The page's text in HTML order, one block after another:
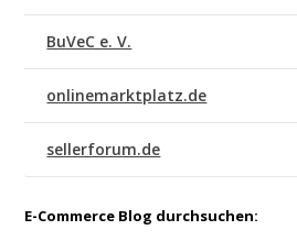
BuVeC e. V.
onlinemarktplatz.de
sellerforum.de
E-Commerce Blog durchsuchen: